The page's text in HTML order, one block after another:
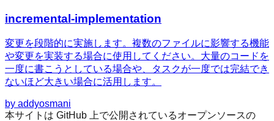
incremental-implementation
変更を段階的に実施します。複数のファイルに影響する機能
や変更を実装する場合に使用してください。大量のコードを
一度に書こうとしている場合や、タスクが一度では完結でき
ないほど大きい場合に活用します。
by addyosmani
本サイトは GitHub 上で公開されているオープンソースの